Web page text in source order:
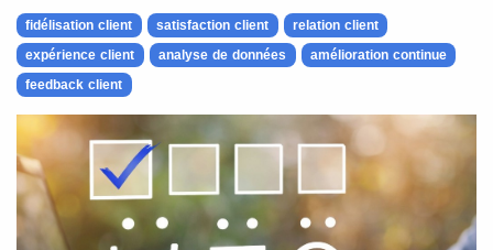
fidélisation client satisfaction client
relation client
expérience client
analyse de données
amélioration continue
feedback client